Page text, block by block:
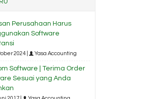
Perusahaan Harus
Software
2024 | Yasa Accounting
Software | Terima Order
Sesuai yang Anda